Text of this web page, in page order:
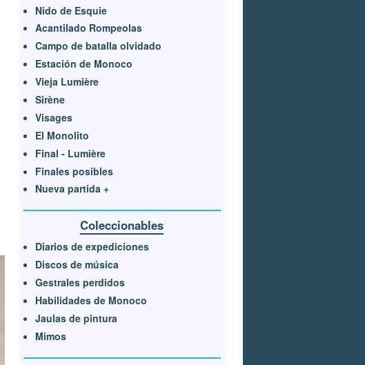
Nido de Esquie
Acantilado Rompeolas
Campo de batalla olvidado
Estación de Monoco
Vieja Lumière
Sirène
Visages
El Monolito
Final - Lumière
Finales posibles
Nueva partida +
Coleccionables
Diarios de expediciones
Discos de música
Gestrales perdidos
Habilidades de Monoco
Jaulas de pintura
Mimos